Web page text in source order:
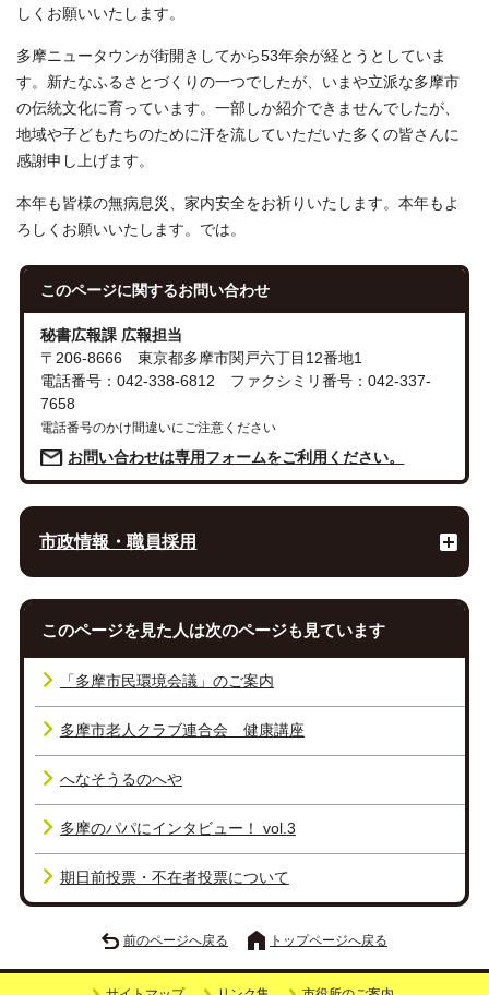
しくお願いいたします。
多摩ニュータウンが街開きしてから53年余が経とうとしていま
す。新たなふるさとづくりの一つでしたが、いまや立派な多摩市
の伝統文化に育っています。一部しか紹介できませんでしたが、
地域や子どもたちのために汗を流していただいた多くの皆さんに
感謝申し上げます。
本年も皆様の無病息災、家内安全をお祈りいたします。本年もよ
ろしくお願いいたします。では。
このページに関するお問い合わせ
秘書広報課 広報担当
〒206-8666 東京都多摩市関戸六丁目12番地1
電話番号：042-338-6812 ファクシミリ番号：042-337-
7658
電話番号のかけ間違いにご注意ください
お問い合わせは専用フォームをご利用ください。
市政情報・職員採用
このページを見た人は次のページも見ています
「多摩市民環境会議」のご案内
多摩市老人クラブ連合会 健康講座
へなそうるのへや
多摩のパパにインタビュー！ vol.3
期日前投票・不在者投票について
前のページへ戻る トップページへ戻る